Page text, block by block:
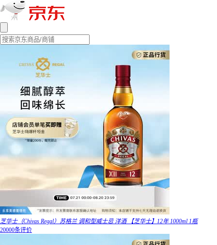
芝华士（Chivas Regal）苏格兰 调和型威士忌 洋酒 【芝华士】12年 1000ml 1瓶
20000条评价